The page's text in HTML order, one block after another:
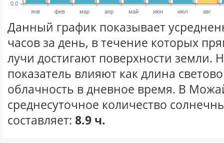
янв фев мар апр май июн июл авг
0.0
Данный график показывает
часов за день, в течение которых
лучи достигают поверхности земли.
показатель влияют как длина
облачность в дневное время. В
среднесуточное количество
составляет: 8.9 ч.